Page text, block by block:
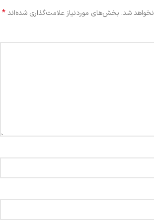
شد. بخش‌های موردنیاز علامت‌گذاری شده‌اند*